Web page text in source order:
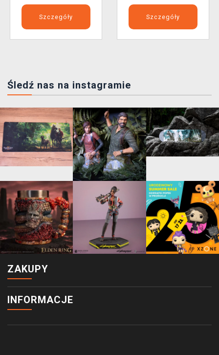
Szczegóły Szczegóły
Śledź nas na instagramie
ZAKUPY
INFORMACJE